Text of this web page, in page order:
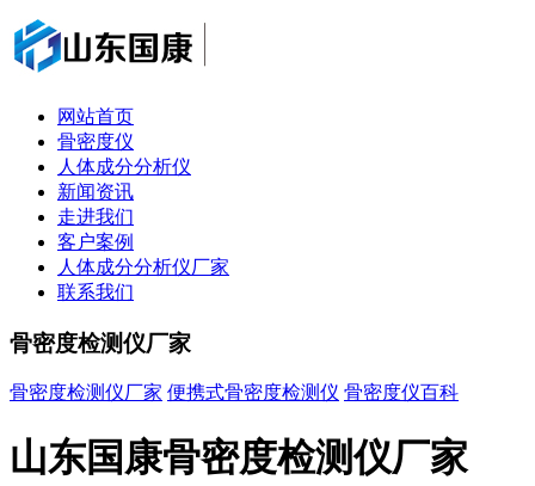
网站首页
骨密度仪
人体成分分析仪
新闻资讯
走进我们
客户案例
人体成分分析仪厂家
联系我们
骨密度检测仪厂家
骨密度检测仪厂家 便携式骨密度检测仪 骨密度仪百科
山东国康骨密度检测仪厂家